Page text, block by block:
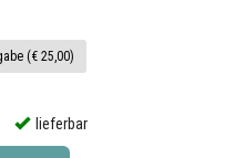
(€ 25,00)
lieferbar